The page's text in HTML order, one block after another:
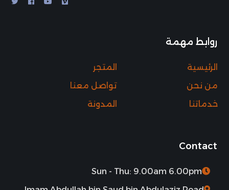
روابط مهمة
المتجر
الرئيسية
تواصل معنا
من نحن
المدونة
خدماتنا
Contact
Sun - Thu: 9.00am 6.00pm